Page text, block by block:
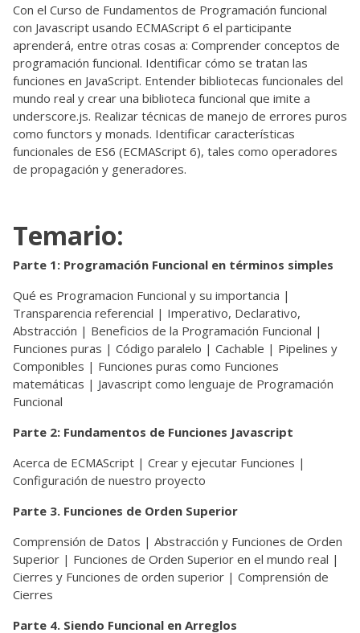
Con el Curso de Fundamentos de Programación funcional
con Javascript usando ECMAScript 6 el participante
aprenderá, entre otras cosas a: Comprender conceptos de
programación funcional. Identificar cómo se tratan las
funciones en JavaScript. Entender bibliotecas funcionales del
mundo real y crear una biblioteca funcional que imite a
underscore.js. Realizar técnicas de manejo de errores puros
como functors y monads. Identificar características
funcionales de ES6 (ECMAScript 6), tales como operadores
de propagación y generadores.
Temario:
Parte 1: Programación Funcional en términos simples
Qué es Programacion Funcional y su importancia |
Transparencia referencial | Imperativo, Declarativo,
Abstracción | Beneficios de la Programación Funcional |
Funciones puras | Código paralelo | Cachable | Pipelines y
Componibles | Funciones puras como Funciones
matemáticas | Javascript como lenguaje de Programación
Funcional
Parte 2: Fundamentos de Funciones Javascript
Acerca de ECMAScript | Crear y ejecutar Funciones |
Configuración de nuestro proyecto
Parte 3. Funciones de Orden Superior
Comprensión de Datos | Abstracción y Funciones de Orden
Superior | Funciones de Orden Superior en el mundo real |
Cierres y Funciones de orden superior | Comprensión de
Cierres
Parte 4. Siendo Funcional en Arreglos